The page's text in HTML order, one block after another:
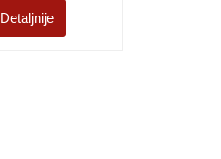
Detaljnije